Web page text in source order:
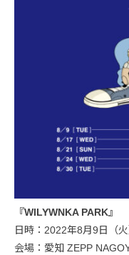
『WILYWNKA PARK』
日時：2022年8月9日（
会場：愛知 ZEPP